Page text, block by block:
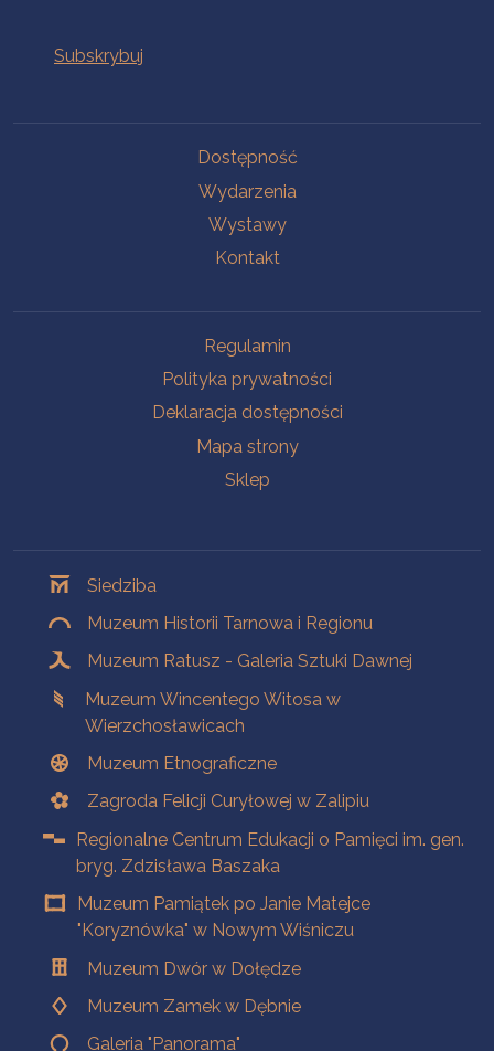
Dostępność
Wydarzenia
Wystawy
Kontakt
Regulamin
Polityka prywatności
Deklaracja dostępności
Mapa strony
Sklep
Siedziba
Muzeum Historii Tarnowa i Regionu
Muzeum Ratusz - Galeria Sztuki Dawnej
Muzeum Wincentego Witosa w
Wierzchosławicach
Muzeum Etnograficzne
Zagroda Felicji Curyłowej w Zalipiu
Regionalne Centrum Edukacji o Pamięci im. gen.
bryg. Zdzisława Baszaka
Muzeum Pamiątek po Janie Matejce
"Koryznówka" w Nowym Wiśniczu
Muzeum Dwór w Dołędze
Muzeum Zamek w Dębnie
Galeria "Panorama"